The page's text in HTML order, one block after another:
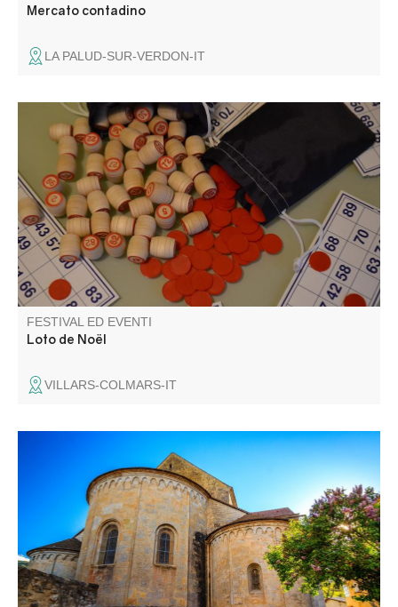
Mercato contadino
LA PALUD-SUR-VERDON-IT
Organizzato da Villars Animations. Rinfreschi e spuntini
sul posto. Venite a tentare la fortuna e divertitevi.
FESTIVAL ED EVENTI
Loto de Noël
VILLARS-COLMARS-IT
L'antica cattedrale di Senez vi apre le porte per ammirare
i suoi rinomati arredi religiosi, in un monumento tipico
della prima arte romanica provenzale.